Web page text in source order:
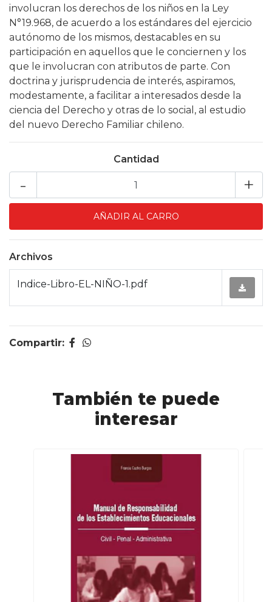
involucran los derechos de los niños en la Ley
N°19.968, de acuerdo a los estándares del ejercicio
autónomo de los mismos, destacables en su
participación en aquellos que le conciernen y los
que le involucran con atributos de parte. Con
doctrina y jurisprudencia de interés, aspiramos,
modestamente, a facilitar a interesados desde la
ciencia del Derecho y otras de lo social, al estudio
del nuevo Derecho Familiar chileno.
Cantidad
+
-
Archivos
Indice-Libro-EL-NIÑO-1.pdf
Compartir:
También te puede
interesar